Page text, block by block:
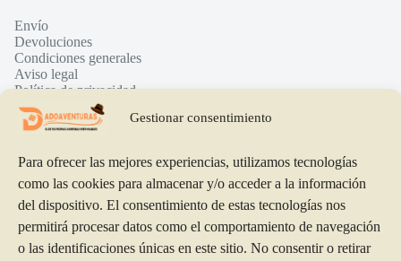
Gestionar consentimiento
Para ofrecer las mejores experiencias, utilizamos tecnologías
como las cookies para almacenar y/o acceder a la información
del dispositivo. El consentimiento de estas tecnologías nos
permitirá procesar datos como el comportamiento de navegación
o las identificaciones únicas en este sitio. No consentir o retirar
Envío
Devoluciones
Condiciones generales
Aviso legal
Política de privacidad
Política de cookies